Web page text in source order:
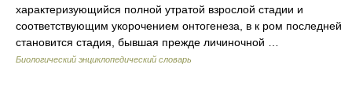
характеризующийся полной утратой взрослой стадии и
соответствующим укорочением онтогенеза, в к ром последней
становится стадия, бывшая прежде личиночной …
Биологический энциклопедический словарь